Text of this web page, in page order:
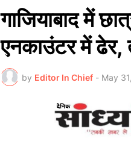
गाजियाबाद में
एनकाउंटर में ढेर,
by Editor In Chief - May